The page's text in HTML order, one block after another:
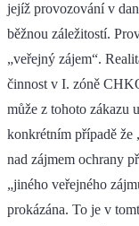
jejíž provozování v
běžnou záležitostí.
„veřejný zájem“.
činnost v I. zóně
může z tohoto zákazu
konkrétním případě že
nad zájmem ochrany
„jiného veřejného
prokázána. To je v